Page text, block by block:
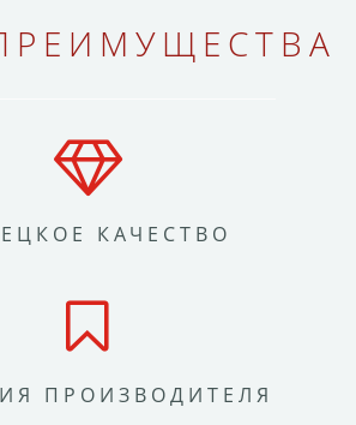
КАЧЕСТВО
ПРОИЗВОДИТЕЛЯ